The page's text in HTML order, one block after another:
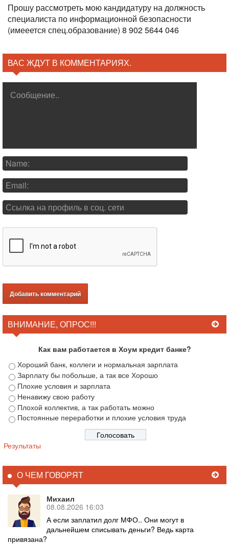
Прошу рассмотреть мою кандидатуру на должность
специалиста по информационной безопасности
(имееется спец.образование) 8 902 5644 046
ВАС ЖДУТ В КОММЕНТАРИЯХ.
ВНИМАНИЕ, ОПРОС!!!
Как вам работается в Хоум кредит банке?
Хороший банк, коллеги и нормальная зарплата
Зарплату бы побольше, а так все Хорошо
Плохие условия и зарплата
Ненавижу свою работу
Плохой коллектив, а так работать можно
Постоянные переработки и плохие условия труда
Результаты
О ЧЕМ ГОВОРЯТ
Михаил
08.08.2026 16:03
А если заплатил долг МФО.. Они могут в
дальнейшем списывать деньги? Ведь карта
привязана?